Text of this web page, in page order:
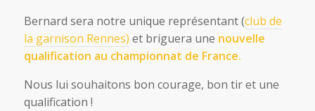
Bernard sera notre unique représentant (club de
la garnison Rennes) et briguera une nouvelle
qualification au championnat de France.
Nous lui souhaitons bon courage, bon tir et une
qualification !